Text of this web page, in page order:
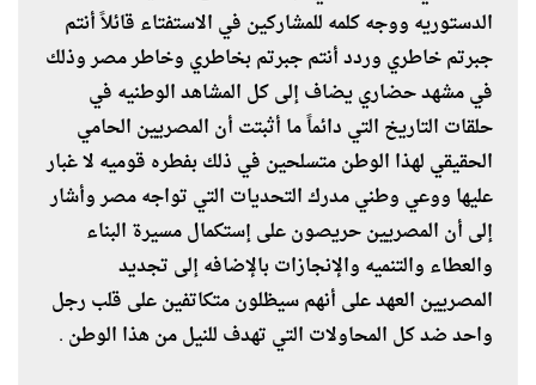
الدستوريه ووجه كلمه للمشاركين في الاستفتاء قائلاً أنتم
جبرتم خاطري وردد أنتم جبرتم بخاطري وخاطر مصر وذلك
في مشهد حضاري يضاف إلى كل المشاهد الوطنيه في
حلقات التاريخ التي دائماً ما أثبتت أن المصريين الحامي
الحقيقي لهذا الوطن متسلحين في ذلك بفطره قوميه لا غبار
عليها ووعي وطني مدرك التحديات التي تواجه مصر وأشار
إلى أن المصريين حريصون على إستكمال مسيرة البناء
والعطاء والتنميه والإنجازات بالإضافه إلى تجديد
المصريين العهد على أنهم سيظلون متكاتفين على قلب رجل
واحد ضد كل المحاولات التي تهدف للنيل من هذا الوطن .